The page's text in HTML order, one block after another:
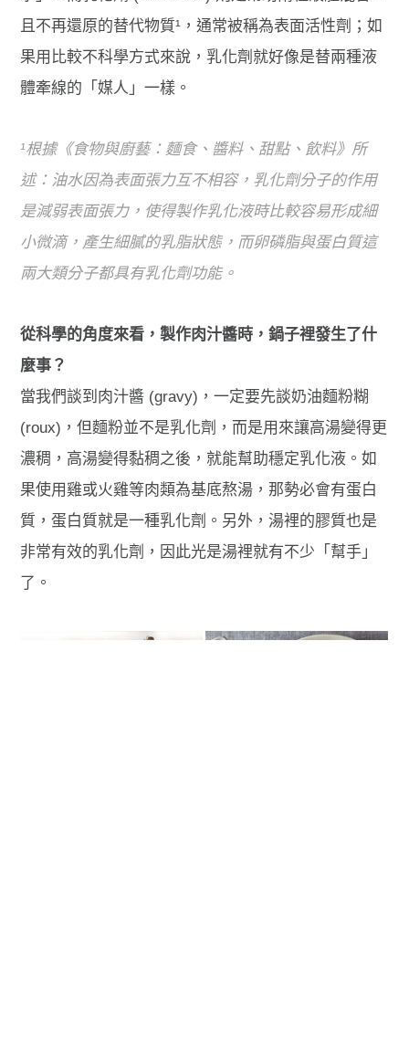
且不再還原的替代物質¹，通常被稱為表面活性劑；如
果用比較不科學方式來說，乳化劑就好像是替兩種液
體牽線的「媒人」一樣。
¹根據《食物與廚藝：麵食、醬料、甜點、飲料》所
述：油水因為表面張力互不相容，乳化劑分子的作用
是減弱表面張力，使得製作乳化液時比較容易形成細
小微滴，產生細膩的乳脂狀態，而卵磷脂與蛋白質這
兩大類分子都具有乳化劑功能。
從科學的角度來看，製作肉汁醬時，鍋子裡發生了什
麼事？
當我們談到肉汁醬 (gravy)，一定要先談奶油麵粉糊
(roux)，但麵粉並不是乳化劑，而是用來讓高湯變得更
濃稠，高湯變得黏稠之後，就能幫助穩定乳化液。如
果使用雞或火雞等肉類為基底熬湯，那勢必會有蛋白
質，蛋白質就是一種乳化劑。另外，湯裡的膠質也是
非常有效的乳化劑，因此光是湯裡就有不少「幫手」
了。